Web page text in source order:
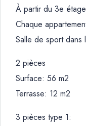
À partir du 3e
Chaque
Salle de sport dans
2 pièces
Surface: 56 m2
Terrasse: 12 m2
3 pièces type 1: